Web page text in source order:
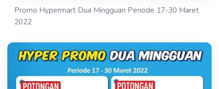
Promo Hypermart Dua Mingguan Periode 17-30 Maret
2022